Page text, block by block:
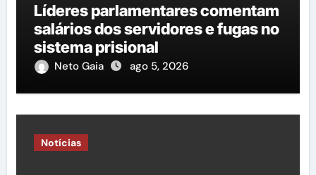
Líderes parlamentares comentam
salários dos servidores e fugas no
sistema prisional
Neto Gaia ago 5, 2026
Notícias